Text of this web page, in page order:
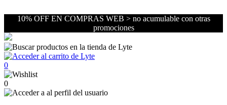
10% OFF EN COMPRAS WEB > no acumulable con otras
promociones
0
0